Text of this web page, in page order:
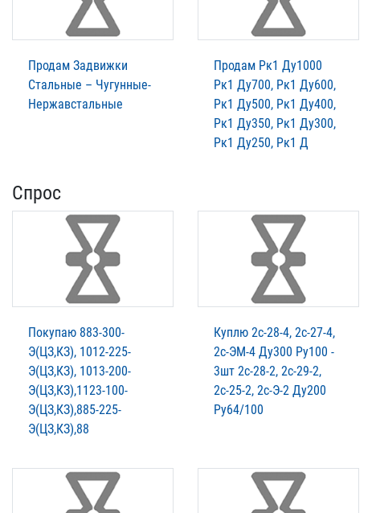
Продам Задвижки
Стальные – Чугунные-
Нержавстальные
Продам Рк1 Ду1000
Рк1 Ду700, Рк1 Ду600,
Рк1 Ду500, Рк1 Ду400,
Рк1 Ду350, Рк1 Ду300,
Рк1 Ду250, Рк1 Д
Спрос
Покупаю 883-300-
Э(ЦЗ,КЗ), 1012-225-
Э(ЦЗ,КЗ), 1013-200-
Э(ЦЗ,КЗ),1123-100-
Э(ЦЗ,КЗ),885-225-
Э(ЦЗ,КЗ),88
Куплю 2с-28-4, 2с-27-4,
2с-ЭМ-4 Ду300 Ру100 -
3шт 2с-28-2, 2с-29-2,
2с-25-2, 2с-Э-2 Ду200
Ру64/100